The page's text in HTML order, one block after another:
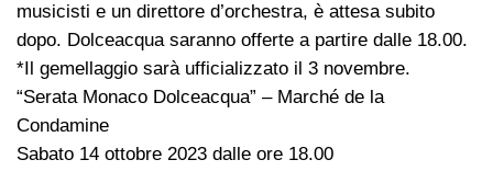
musicisti e un direttore d’orchestra, è attesa subito
dopo. Dolceacqua saranno offerte a partire dalle 18.00.
*Il gemellaggio sarà ufficializzato il 3 novembre.
“Serata Monaco Dolceacqua” – Marché de la
Condamine
Sabato 14 ottobre 2023 dalle ore 18.00